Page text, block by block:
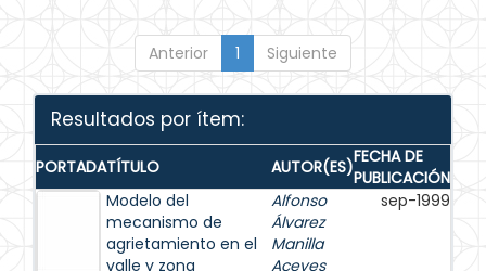
Anterior 1 Siguiente
Resultados por ítem:
PORTADATÍTULO AUTOR(ES)FECHA DE
PUBLICACIÓN
Modelo del
mecanismo de
agrietamiento en el
valle y zona
Alfonso
Álvarez
Manilla
Aceves
sep-1999